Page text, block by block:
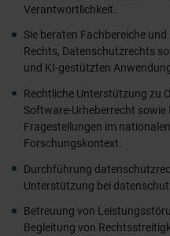
Verantwortlichkeit.
Sie beraten Fachbereiche
Rechts, Datenschutzrechts
und KI-gestützten
Rechtliche Unterstützung zu
Software-Urheberrecht
Fragestellungen im
Forschungskontext.
Durchführung
Unterstützung bei
Betreuung von
Begleitung von